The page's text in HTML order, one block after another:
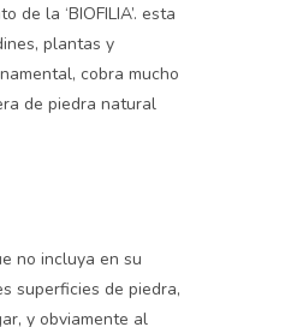
la ‘BIOFILIA’. esta
plantas y
cobra mucho
de piedra natural
no incluya en su
superficies de piedra,
y obviamente al